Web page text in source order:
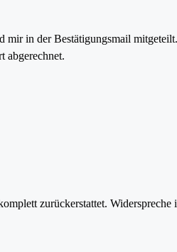
in der Bestätigungsmail
abgerechnet.
zurückerstattet.